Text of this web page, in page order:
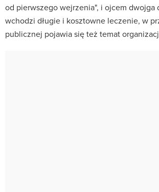
od pierwszego wejrzenia", i ojcem dwojga
wchodzi długie i kosztowne leczenie, w
publicznej pojawia się też temat